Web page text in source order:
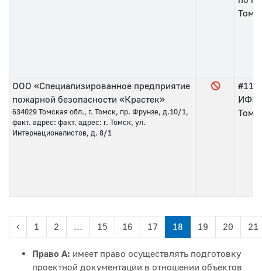
ООО «Специализированное предприятие
пожарной безопасности «Крастек»
634029 Томская обл., г. Томск, пр. Фрунзе, д.10/1,
факт. адрес: факт. адрес: г. Томск, ул.
Интернационалистов, д. 8/1
#115
‹ 1 2 ... 15 16 17 18 19 20 21
Право А: имеет право осуществлять подготовку
проектной документации в отношении объектов